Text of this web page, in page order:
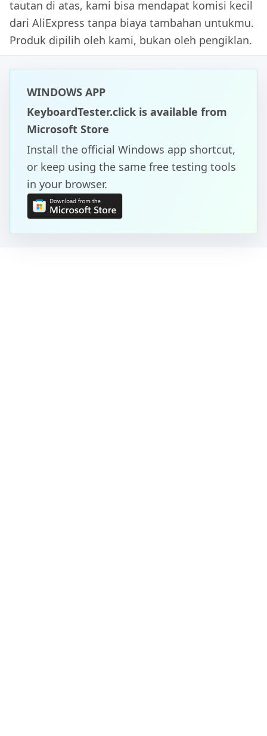
tautan di atas, kami bisa mendapat komisi kecil
dari AliExpress tanpa biaya tambahan untukmu.
Produk dipilih oleh kami, bukan oleh pengiklan.
WINDOWS APP
KeyboardTester.click is available from
Microsoft Store
Install the official Windows app shortcut,
or keep using the same free testing tools
in your browser.